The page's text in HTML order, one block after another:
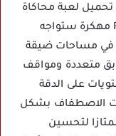
لعبة محاكاة
القيادة Parking Master Multiplayer مهكرة ستواجه
في مساحات ضيقة
متعددة ومواقف
على الدقة
الاصطفاف بشكل
لتحسين